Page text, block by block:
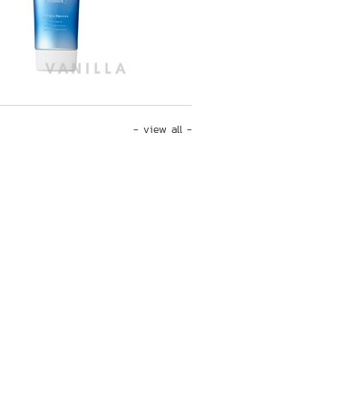
- view all -